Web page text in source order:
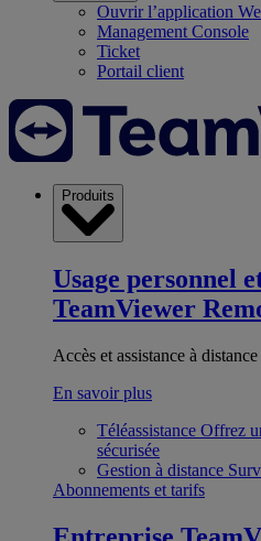
Ouvrir l’application
Management Console
Ticket
Portail client
Produits
Usage personnel
TeamViewer
Accès et assistance à
En savoir plus
Téléassistance Offrez
sécurisée
Gestion à distance
Abonnements et tarifs